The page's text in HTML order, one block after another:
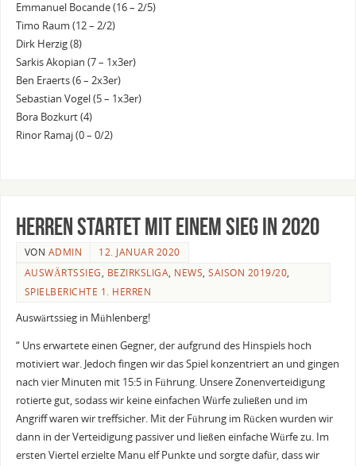
Emmanuel Bocande (16 – 2/5)
Timo Raum (12 – 2/2)
Dirk Herzig (8)
Sarkis Akopian (7 – 1x3er)
Ben Eraerts (6 – 2x3er)
Sebastian Vogel (5 – 1x3er)
Bora Bozkurt (4)
Rinor Ramaj (0 – 0/2)
Herren startet mit einem Sieg in 2020
VON ADMIN
12. JANUAR 2020
AUSWÄRTSSIEG, BEZIRKSLIGA, NEWS,SAISON 2019/20,
SPIELBERICHTE 1. HERREN
Auswärtssieg in Mühlenberg!
“ Uns erwartete einen Gegner, der aufgrund des Hinspiels hoch
motiviert war. Jedoch fingen wir das Spiel konzentriert an und gingen
nach vier Minuten mit 15:5 in Führung. Unsere Zonenverteidigung
rotierte gut, sodass wir keine einfachen Würfe zuließen und im
Angriff waren wir treffsicher. Mit der Führung im Rücken wurden wir
dann in der Verteidigung passiver und ließen einfache Würfe zu. Im
ersten Viertel erzielte Manu elf Punkte und sorgte dafür, dass wir